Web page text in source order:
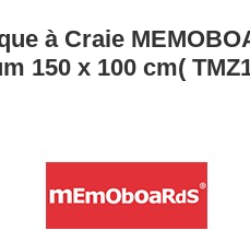
à Craie
150 x 100 cm(